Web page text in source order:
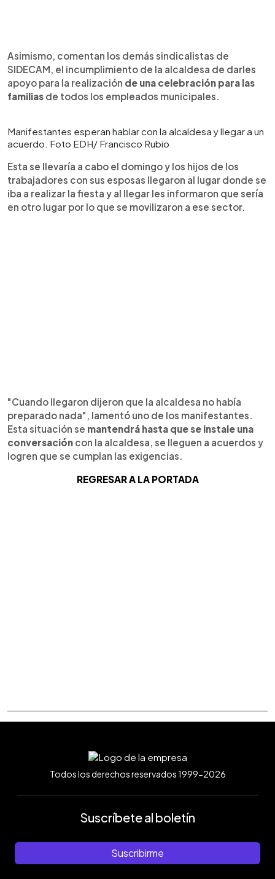
Asimismo, comentan los demás sindicalistas de
SIDECAM, el incumplimiento de la alcaldesa de darles
apoyo para la realización de una celebración para las
familias de todos los empleados municipales.
Manifestantes esperan hablar con la alcaldesa y llegar a un
acuerdo. Foto EDH/ Francisco Rubio
Esta se llevaría a cabo el domingo y los hijos de los
trabajadores con sus esposas llegaron al lugar donde se
iba a realizar la fiesta y al llegar les informaron que sería
en otro lugar por lo que se movilizaron a ese sector.
"Cuando llegaron dijeron que la alcaldesa no había
preparado nada", lamentó uno de los manifestantes.
Esta situación se mantendrá hasta que se instale una
conversación con la alcaldesa, se lleguen a acuerdos y
logren que se cumplan las exigencias.
REGRESAR A LA PORTADA
Todos los derechos reservados 1999-2026
Suscríbete al boletín
Suscribirme